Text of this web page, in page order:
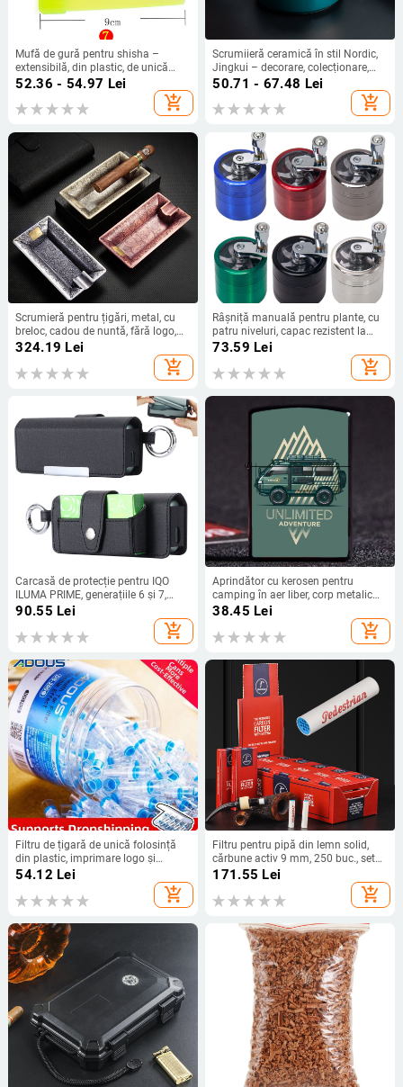
Mufă de gură pentru shisha –
extensibilă, din plastic, de unică
folosință, cutie 10 000 bucăți,
52.36 - 54.97 Lei
add_shopping_cart
Scrumiieră ceramică în stil Nordic,
Jingkui – decorare, colecționare,
depozitare; imprimare logo
50.71 - 67.48 Lei
add_shopping_cart
Scrumieră pentru țigări, metal, cu
breloc, cadou de nuntă, fără logo,
reutilizabil
324.19 Lei
add_shopping_cart
Râșniță manuală pentru plante, cu
patru niveluri, capac rezistent la
vânt, corp metalic
73.59 Lei
add_shopping_cart
Carcasă de protecție pentru IQO
ILUMA PRIME, generațiile 6 și 7,
husă cu clapetă, versiune standard,
stocare IQS universală, protecție
împotriva prafului și a căderilor, stil
90.55 Lei
add_shopping_cart
Aprindător cu kerosen pentru
camping în aer liber, corp metalic
rezistent la vânt, cu recipient de
38.45 Lei
add_shopping_cart
Filtru de țigară de unică folosință
din plastic, imprimare logo și
posibilitate de personalizare, pachet
54.12 Lei
add_shopping_cart
Filtru pentru pipă din lemn solid,
cărbune activ 9 mm, 250 buc., set
universal de fumat
171.55 Lei
add_shopping_cart